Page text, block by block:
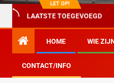
LET OP!
LAATSTE TOEGEVOEGD
Journalistieke broddelwerk in de
HOME WIE
CONTACT/INFO